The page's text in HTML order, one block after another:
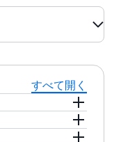
れています。
するお客様の負
イ済みの物理イ
ロールを管理す
よって AWS の
の IT 統制の管理
制環境を構築す
すべて開く